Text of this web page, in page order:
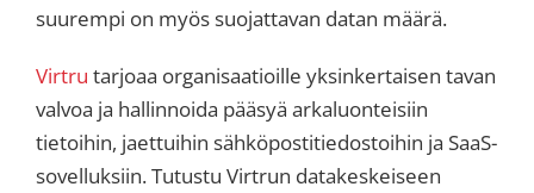
suurempi on myös suojattavan datan määrä.
Virtru tarjoaa organisaatioille yksinkertaisen tavan
valvoa ja hallinnoida pääsyä arkaluonteisiin
tietoihin, jaettuihin sähköpostitiedostoihin ja SaaS-
sovelluksiin. Tutustu Virtrun datakeskeiseen